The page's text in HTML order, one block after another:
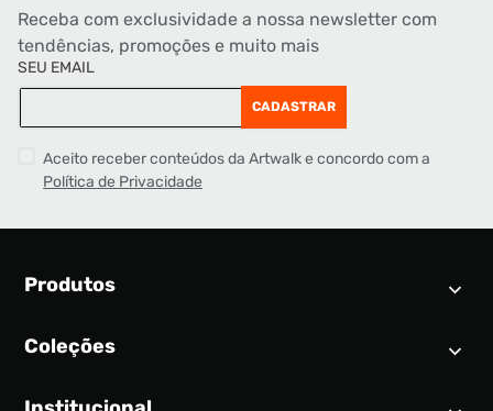
Receba com exclusividade a nossa newsletter com
tendências, promoções e muito mais
SEU EMAIL
CADASTRAR
Aceito receber conteúdos da Artwalk e concordo com a
Política de Privacidade
Produtos
Calendário SNEAKER
Coleções